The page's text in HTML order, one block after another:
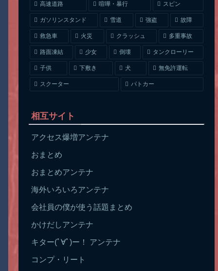
高速道路 喧嘩・暴行 スピン
ガソリンスタンド 雪道 強盗 故障
救急車 火災 クラッシュ 多重事故
路面凍結 少女 倒壊 タンクローリー
子供 下敷き 犬 無免許運転
スクーター パトカー
相互サイト
アクセス爆増アンテナ
おまとめ
おまとめアンテナ
海外いろいろアンテナ
会社員の僕が使う話題まとめ
かけだしアンテナ
キター(ﾟ∀ﾟ)ー！ アンテナ
コンプ・リート